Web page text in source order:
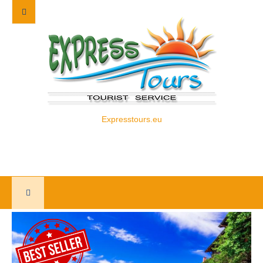
Expresstours.eu